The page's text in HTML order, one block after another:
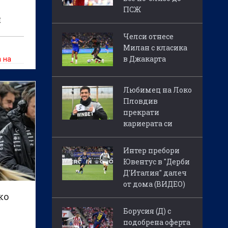
на
ПСЖ
Челси отнесе
Милан с класика
в Джакарта
Любимец на Локо
Пловдив
прекрати
кариерата си
Интер пребори
Ювентус в "Дерби
Д'Италия" далеч
от дома (ВИДЕО)
Борусия (Д) с
подобрена оферта